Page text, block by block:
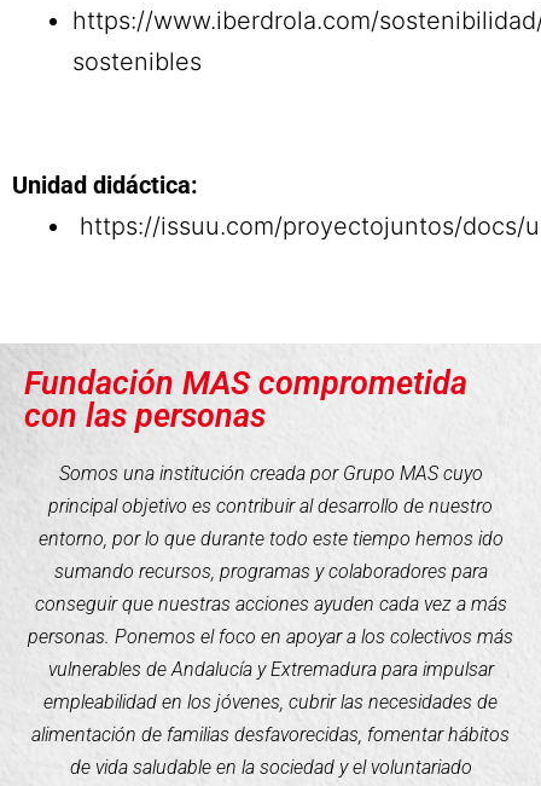
https://www.iberdrola.com/
sostenibles
Unidad didáctica:
https://issuu.com/proyectojuntos/docs/
Fundación MAS comprometida
con las personas
Somos una institución creada por Grupo MAS cuyo
principal objetivo es contribuir al desarrollo de nuestro
entorno, por lo que durante todo este tiempo hemos ido
sumando recursos, programas y colaboradores para
conseguir que nuestras acciones ayuden cada vez a más
personas. Ponemos el foco en apoyar a los colectivos más
vulnerables de Andalucía y Extremadura para impulsar
empleabilidad en los jóvenes, cubrir las necesidades de
alimentación de familias desfavorecidas, fomentar hábitos
de vida saludable en la sociedad y el voluntariado